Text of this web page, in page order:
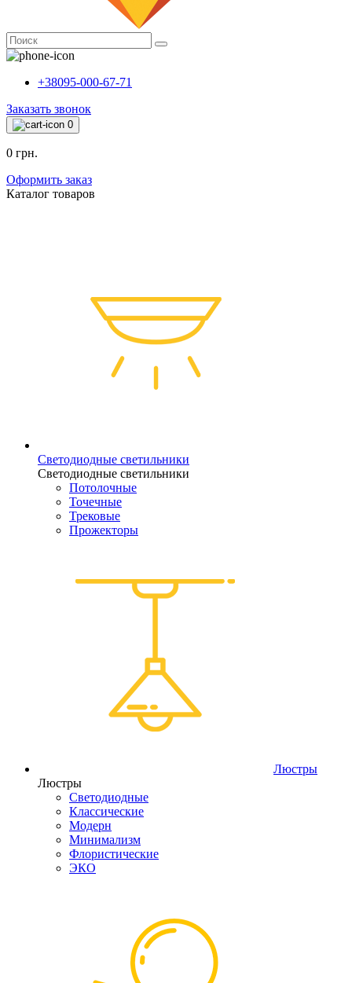
+38095-000-67-71
Заказать звонок
0
0 грн.
Оформить заказ
Каталог товаров
Светодиодные светильники
Светодиодные светильники
Потолочные
Точечные
Трековые
Прожекторы
Люстры
Люстры
Светодиодные
Классические
Модерн
Минимализм
Флористические
ЭКО